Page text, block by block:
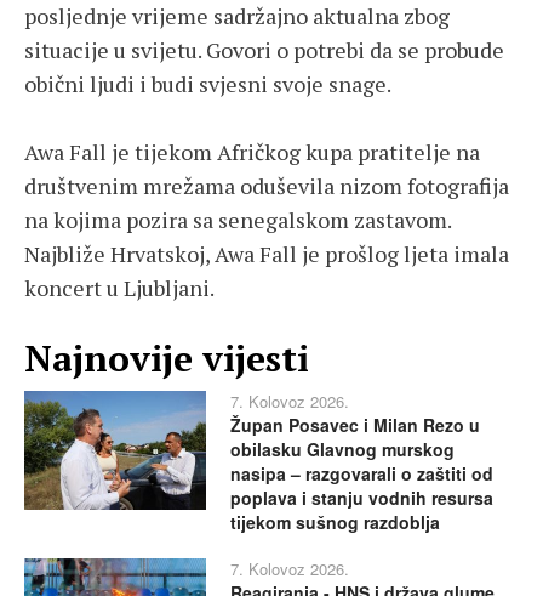
posljednje vrijeme sadržajno aktualna zbog
situacije u svijetu. Govori o potrebi da se probude
obični ljudi i budi svjesni svoje snage.
Awa Fall je tijekom Afričkog kupa pratitelje na
društvenim mrežama oduševila nizom fotografija
na kojima pozira sa senegalskom zastavom.
Najbliže Hrvatskoj, Awa Fall je prošlog ljeta imala
koncert u Ljubljani.
Najnovije vijesti
7. Kolovoz 2026.
Župan Posavec i Milan Rezo u
obilasku Glavnog murskog
nasipa – razgovarali o zaštiti od
poplava i stanju vodnih resursa
tijekom sušnog razdoblja
7. Kolovoz 2026.